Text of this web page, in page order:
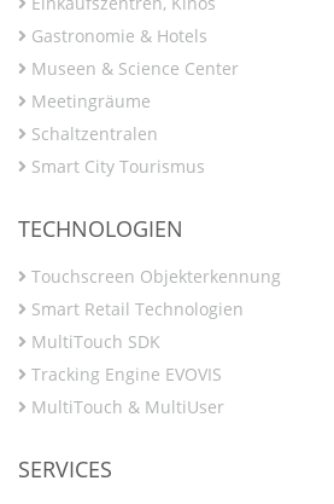
Gastronomie & Hotels
Museen & Science Center
Meetingräume
Schaltzentralen
Smart City Tourismus
TECHNOLOGIEN
Touchscreen Objekterkennung
Smart Retail Technologien
MultiTouch SDK
Tracking Engine EVOVIS
MultiTouch & MultiUser
SERVICES